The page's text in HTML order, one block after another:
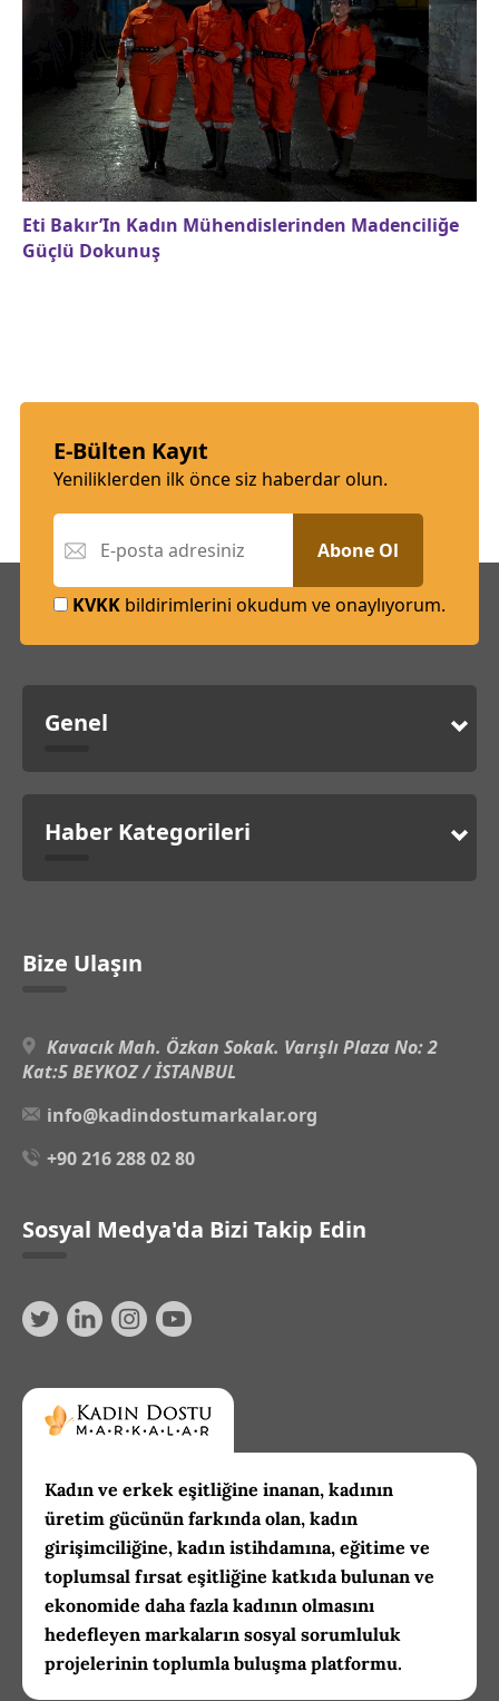
Eti Bakır’In Kadın Mühendislerinden Madenciliğe
Güçlü Dokunuş
E-Bülten Kayıt
Yeniliklerden ilk önce siz haberdar olun.
Abone Ol
KVKK bildirimlerini okudum ve onaylıyorum.
Genel
Haber Kategorileri
Bize Ulaşın
Kavacık Mah. Özkan Sokak. Varışlı Plaza No: 2
Kat:5 BEYKOZ / İSTANBUL
info@kadindostumarkalar.org
+90 216 288 02 80
Sosyal Medya'da Bizi Takip Edin
Kadın ve erkek eşitliğine inanan, kadının
üretim gücünün farkında olan, kadın
girişimciliğine, kadın istihdamına, eğitime ve
toplumsal fırsat eşitliğine katkıda bulunan ve
ekonomide daha fazla kadının olmasını
hedefleyen markaların sosyal sorumluluk
projelerinin toplumla buluşma platformu.